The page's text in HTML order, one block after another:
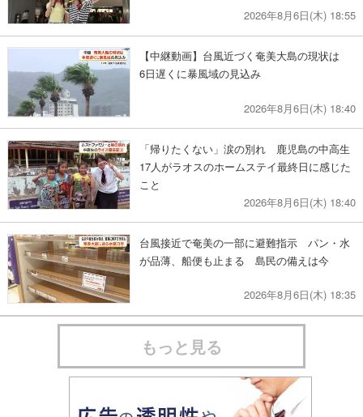
2026年8月6日(木) 18:55
【中継動画】台風近づく奄美大島の現状は
6日遅くに暴風域の見込み
2026年8月6日(木) 18:40
「帰りたくない」涙の別れ 鹿児島の中高生
17人がラオスのホームステイ最終日に感じた
こと
2026年8月6日(木) 18:40
台風接近で奄美の一部に避難指示 パン・水
が品薄、船便も止まる 島民の備えは今
2026年8月6日(木) 18:35
もっと見る